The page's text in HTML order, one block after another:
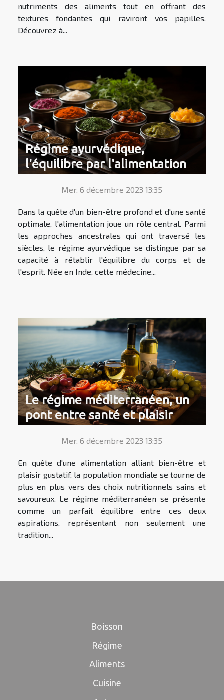
nutriments des aliments tout en offrant des
textures fondantes qui raviront vos papilles.
Découvrez à...
Régime ayurvédique,
l'équilibre par l'alimentation
Mer. 6 décembre 2023 13:35
Dans la quête d'un bien-être profond et d'une santé
optimale, l'alimentation joue un rôle central. Parmi
les approches ancestrales qui ont traversé les
siècles, le régime ayurvédique se distingue par sa
capacité à rétablir l'équilibre du corps et de
l'esprit. Née en Inde, cette médecine...
Le régime méditerranéen, un
pont entre santé et plaisir
Mer. 6 décembre 2023 13:35
En quête d'une alimentation alliant bien-être et
plaisir gustatif, la population mondiale se tourne de
plus en plus vers des choix nutritionnels sains et
savoureux. Le régime méditerranéen se présente
comme un parfait équilibre entre ces deux
aspirations, représentant non seulement une
tradition...
Boisson
Régime
Aliments
Cuisine